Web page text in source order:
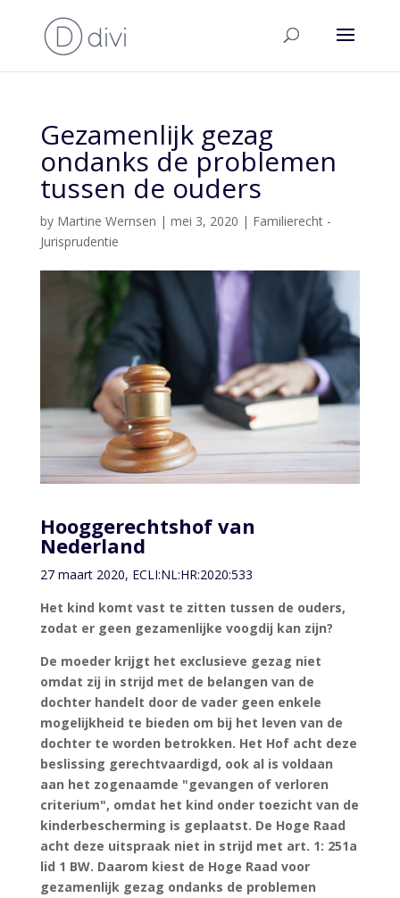
Gezamenlijk gezag
ondanks de problemen
tussen de ouders
by Martine Wernsen | mei 3, 2020 | Familierecht -
Jurisprudentie
Hooggerechtshof van
Nederland
27 maart 2020, ECLI:NL:HR:2020:533
Het kind komt vast te zitten tussen de ouders,
zodat er geen gezamenlijke voogdij kan zijn?
De moeder krijgt het exclusieve gezag niet
omdat zij in strijd met de belangen van de
dochter handelt door de vader geen enkele
mogelijkheid te bieden om bij het leven van de
dochter te worden betrokken. Het Hof acht deze
beslissing gerechtvaardigd, ook al is voldaan
aan het zogenaamde "gevangen of verloren
criterium", omdat het kind onder toezicht van de
kinderbescherming is geplaatst. De Hoge Raad
acht deze uitspraak niet in strijd met art. 1: 251a
lid 1 BW. Daarom kiest de Hoge Raad voor
gezamenlijk gezag ondanks de problemen